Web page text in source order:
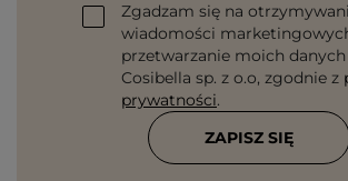
Zgadzam się na
wiadomości
przetwarzanie moich danych
Cosibella sp. z o.o, zgodnie z
prywatności.
ZAPISZ SIĘ